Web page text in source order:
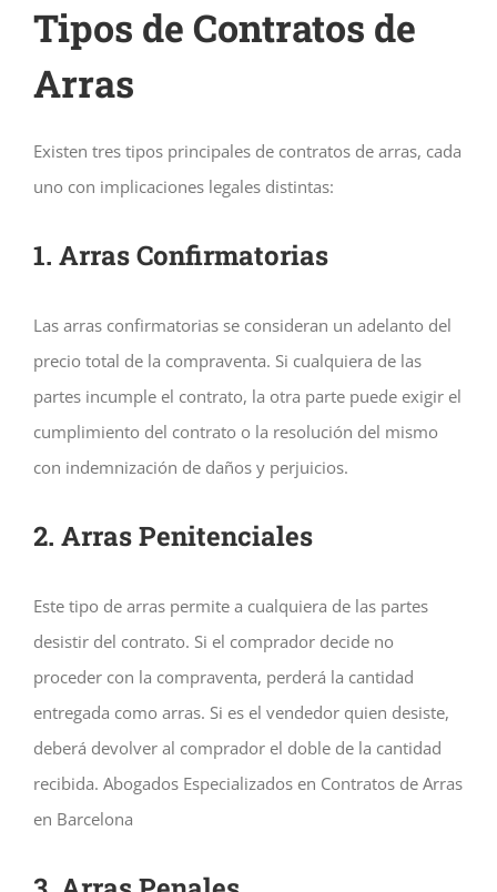
Tipos de Contratos de
Arras
Existen tres tipos principales de contratos de arras, cada
uno con implicaciones legales distintas:
1. Arras Confirmatorias
Las arras confirmatorias se consideran un adelanto del
precio total de la compraventa. Si cualquiera de las
partes incumple el contrato, la otra parte puede exigir el
cumplimiento del contrato o la resolución del mismo
con indemnización de daños y perjuicios.
2. Arras Penitenciales
Este tipo de arras permite a cualquiera de las partes
desistir del contrato. Si el comprador decide no
proceder con la compraventa, perderá la cantidad
entregada como arras. Si es el vendedor quien desiste,
deberá devolver al comprador el doble de la cantidad
recibida. Abogados Especializados en Contratos de Arras
en Barcelona